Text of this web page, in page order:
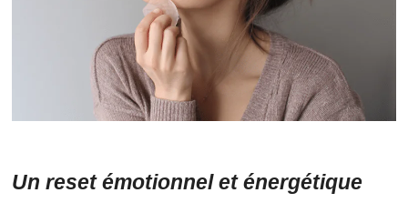
Un reset émotionnel et énergétique